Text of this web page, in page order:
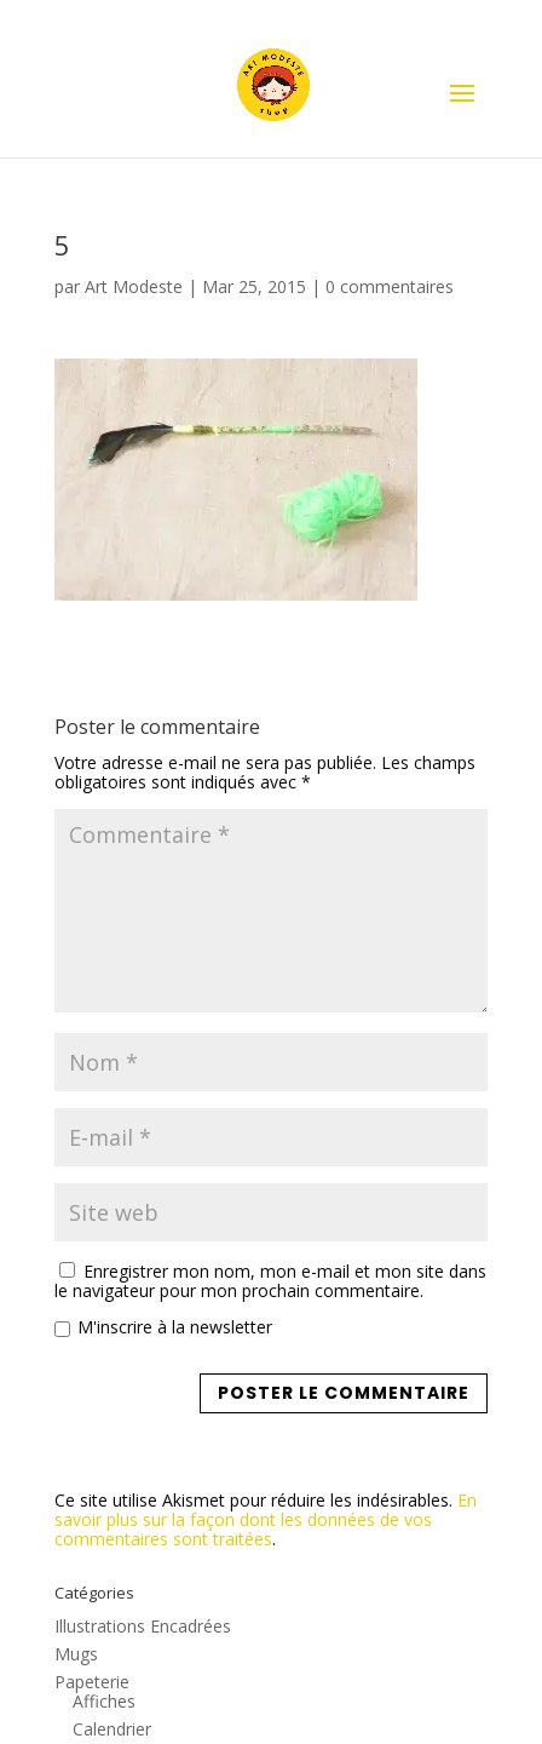
5
par Art Modeste | Mar 25, 2015 | 0 commentaires
Poster le commentaire
Votre adresse e-mail ne sera pas publiée. Les champs
obligatoires sont indiqués avec *
Enregistrer mon nom, mon e-mail et mon site dans
le navigateur pour mon prochain commentaire.
M'inscrire à la newsletter
Ce site utilise Akismet pour réduire les indésirables. En
savoir plus sur la façon dont les données de vos
commentaires sont traitées.
Catégories
Illustrations Encadrées
Mugs
Papeterie
Affiches
Calendrier